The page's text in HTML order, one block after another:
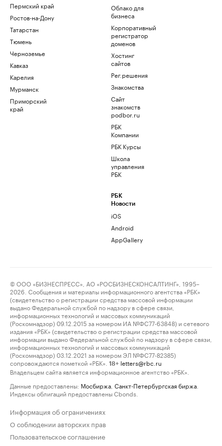
Пермский край
Ростов-на-Дону
Татарстан
Тюмень
Черноземье
Кавказ
Карелия
Мурманск
Приморский
край
Облако для
бизнеса
Корпоративный
регистратор
доменов
Хостинг
сайтов
Рег.решения
Знакомства
Сайт
знакомств
podbor.ru
РБК
Компании
РБК Курсы
Школа
управления
РБК
РБК
Новости
iOS
Android
AppGallery
© ООО «БИЗНЕСПРЕСС», АО «РОСБИЗНЕСКОНСАЛТИНГ», 1995–
2026. Сообщения и материалы информационного агентства «РБК»
(свидетельство о регистрации средства массовой информации
выдано Федеральной службой по надзору в сфере связи,
информационных технологий и массовых коммуникаций
(Роскомнадзор) 09.12.2015 за номером ИА №ФС77-63848) и сетевого
издания «РБК» (свидетельство о регистрации средства массовой
информации выдано Федеральной службой по надзору в сфере связи,
информационных технологий и массовых коммуникаций
(Роскомнадзор) 03.12.2021 за номером ЭЛ №ФС77-82385)
сопровождаются пометкой «РБК».
18+ letters@rbc.ru
Владельцем сайта является информационное агентство «РБК».
Данные предоставлены: Мосбиржа Санкт-Петербургская биржа
Индексы облигаций предоставлены Cbonds.
Информация об ограничениях
О соблюдении авторских прав
Пользовательское соглашение